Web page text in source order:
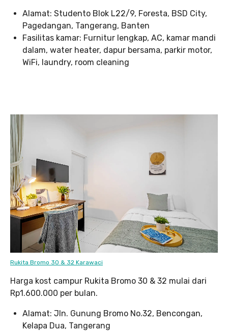
Alamat: Studento Blok L22/9, Foresta, BSD City,
Pagedangan, Tangerang, Banten
Fasilitas kamar: Furnitur lengkap, AC, kamar mandi
dalam, water heater, dapur bersama, parkir motor,
WiFi, laundry, room cleaning
Rukita Bromo 30 & 32 Karawaci
Harga kost campur Rukita Bromo 30 & 32 mulai dari
Rp1.600.000 per bulan.
Alamat: Jln. Gunung Bromo No.32, Bencongan,
Kelapa Dua, Tangerang